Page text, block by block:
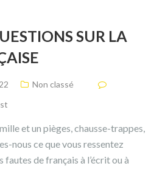
SUR LA
Non classé
et un pièges, chausse-trappes,
nous ce que vous ressentez
de français à l’écrit ou à